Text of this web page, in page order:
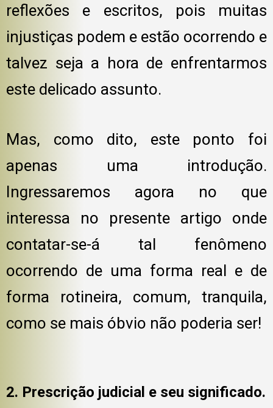
reflexões e escritos, pois muitas
injustiças podem e estão ocorrendo e
talvez seja a hora de enfrentarmos
este delicado assunto.
Mas, como dito, este ponto foi
apenas uma introdução.
Ingressaremos agora no que
interessa no presente artigo onde
contatar-se-á tal fenômeno
ocorrendo de uma forma real e de
forma rotineira, comum, tranquila,
como se mais óbvio não poderia ser!
2. Prescrição judicial e seu significado.